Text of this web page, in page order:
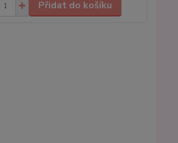
Přidat do košíku